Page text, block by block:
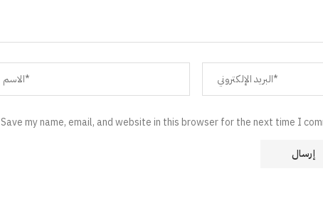
Save my name, email, and website in this browser for the next time I